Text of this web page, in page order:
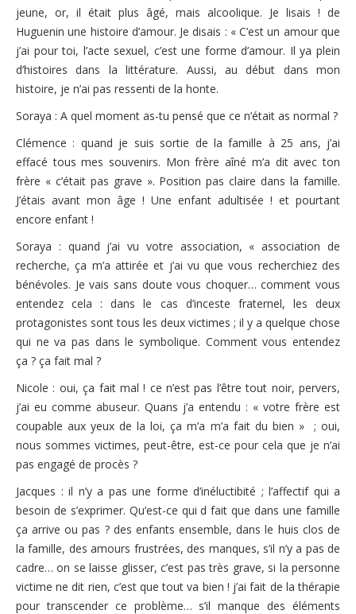
jeune, or, il était plus âgé, mais alcoolique. Je lisais ! de
Huguenin une histoire d’amour. Je disais : « C’est un amour que
j’ai pour toi, l’acte sexuel, c’est une forme d’amour. Il ya plein
d’histoires dans la littérature. Aussi, au début dans mon
histoire, je n’ai pas ressenti de la honte.
Soraya : A quel moment as-tu pensé que ce n’était as normal ?
Clémence : quand je suis sortie de la famille à 25 ans, j’ai
effacé tous mes souvenirs. Mon frère aîné m’a dit avec ton
frère « c’était pas grave ». Position pas claire dans la famille.
J’étais avant mon âge ! Une enfant adultisée ! et pourtant
encore enfant !
Soraya : quand j’ai vu votre association, « association de
recherche, ça m’a attirée et j’ai vu que vous recherchiez des
bénévoles. Je vais sans doute vous choquer… comment vous
entendez cela : dans le cas d’inceste fraternel, les deux
protagonistes sont tous les deux victimes ; il y a quelque chose
qui ne va pas dans le symbolique. Comment vous entendez
ça ? ça fait mal ?
Nicole : oui, ça fait mal ! ce n’est pas l’être tout noir, pervers,
j’ai eu comme abuseur. Quans j’a entendu : « votre frère est
coupable aux yeux de la loi, ça m’a m’a fait du bien » ; oui,
nous sommes victimes, peut-être, est-ce pour cela que je n’ai
pas engagé de procès ?
Jacques : il n’y a pas une forme d’inéluctibité ; l’affectif qui a
besoin de s’exprimer. Qu’est-ce qui d fait que dans une famille
ça arrive ou pas ? des enfants ensemble, dans le huis clos de
la famille, des amours frustrées, des manques, s’il n’y a pas de
cadre… on se laisse glisser, c’est pas très grave, si la personne
victime ne dit rien, c’est que tout va bien ! j’ai fait de la thérapie
pour transcender ce problème… s’il manque des éléments